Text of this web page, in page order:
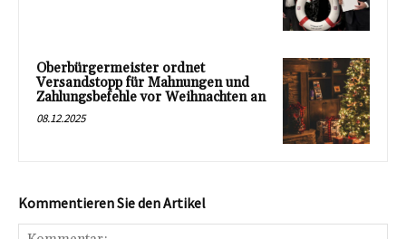
Oberbürgermeister ordnet
Versandstopp für Mahnungen und
Zahlungsbefehle vor Weihnachten an
08.12.2025
Kommentieren Sie den Artikel